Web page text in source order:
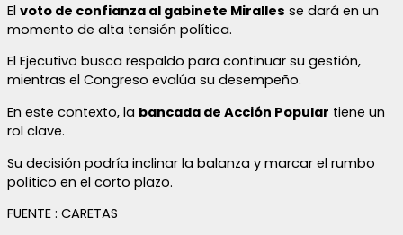
El voto de confianza al gabinete Miralles se dará en un
momento de alta tensión política.
El Ejecutivo busca respaldo para continuar su gestión,
mientras el Congreso evalúa su desempeño.
En este contexto, la bancada de Acción Popular tiene un
rol clave.
Su decisión podría inclinar la balanza y marcar el rumbo
político en el corto plazo.
FUENTE : CARETAS